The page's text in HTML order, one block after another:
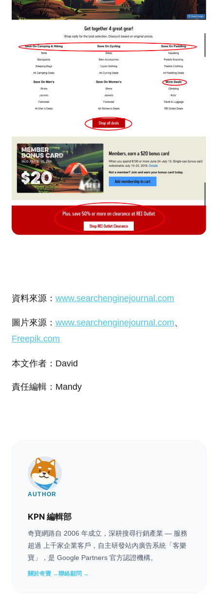
資料來源： www.searchenginejournal.com​
圖片來源： www.searchenginejournal.com​、
Freepik.com
本文作者：David
責任編輯：Mandy
AUTHOR
KPN 編輯部
奇寶網路自 2006 年成立，深耕搜尋行銷產業 — 服務
超過 上千家企業客戶，自主研發站內廣告系統「客樂
寶」，是 Google Partners 官方認證機構。
關於奇寶 →聯絡顧問 →